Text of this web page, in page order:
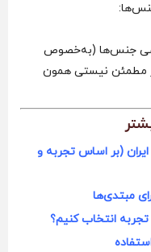
جنس‌ها (به‌خصوص
مطمئن نیستی همون
(بر اساس تجربه و
مبتدی‌ها
انتخاب کنیم؟